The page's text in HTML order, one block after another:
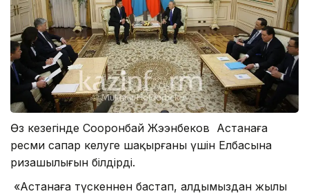
Өз кезегінде Сооронбай Жээнбеков Астанаға
ресми сапар келуге шақырғаны үшін Елбасына
ризашылығын білдірді.
«Астанаға түскеннен бастап, алдымыздан жылы